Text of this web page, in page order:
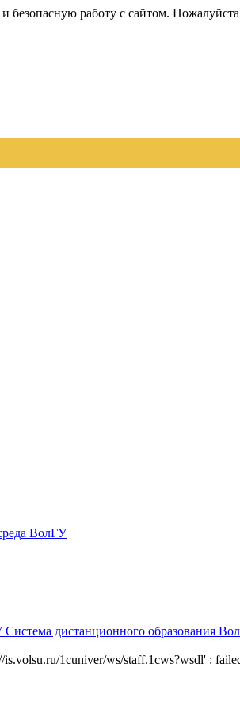
безопасную работу с сайтом. Пожалуйста
ВолГУ
Система дистанционного образования
1cuniver/ws/staff.1cws?wsdl' :